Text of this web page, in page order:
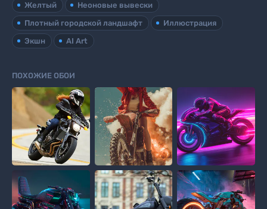
Желтый
Неоновые вывески
Плотный городской ландшафт
Иллюстрация
Экшн
AI Art
ПОХОЖИЕ ОБОИ